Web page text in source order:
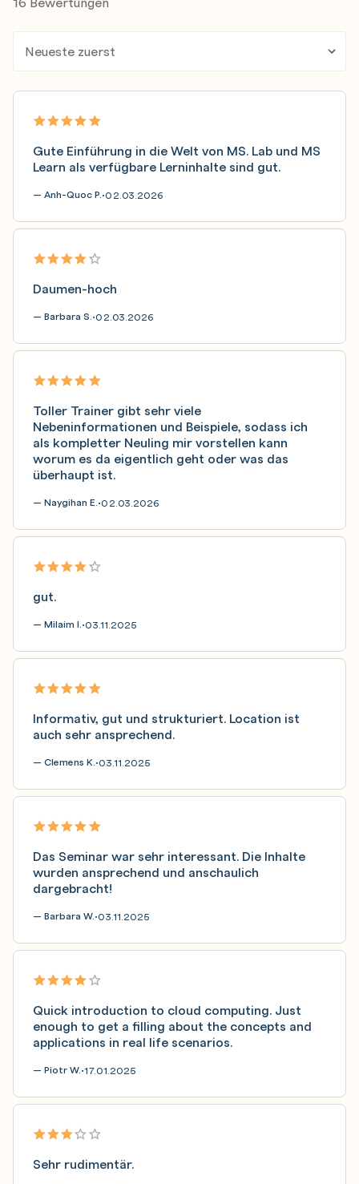
Gute Einführung in die Welt von MS. Lab und MS
Learn als verfügbare Lerninhalte sind gut.
— Anh-Quoc P. •02.03.2026
Daumen-hoch
— Barbara S. •02.03.2026
Toller Trainer gibt sehr viele
Nebeninformationen und Beispiele, sodass ich
als kompletter Neuling mir vorstellen kann
worum es da eigentlich geht oder was das
überhaupt ist.
— Naygihan E. •02.03.2026
gut.
— Milaim I. •03.11.2025
Informativ, gut und strukturiert. Location ist
auch sehr ansprechend.
— Clemens K. •03.11.2025
Das Seminar war sehr interessant. Die Inhalte
wurden ansprechend und anschaulich
dargebracht!
— Barbara W. •03.11.2025
Quick introduction to cloud computing. Just
enough to get a filling about the concepts and
applications in real life scenarios.
— Piotr W. •17.01.2025
Sehr rudimentär.